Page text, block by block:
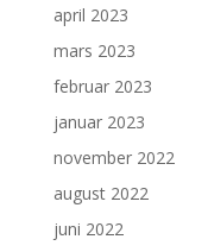
april 2023
mars 2023
februar 2023
januar 2023
november 2022
august 2022
juni 2022